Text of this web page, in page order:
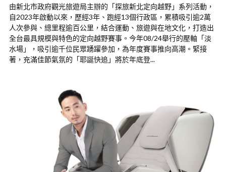
由新北市政府觀光旅遊局主辦的「探旅新北定向越野」系列活動，
自2023年啟動以來，歷經3年、跑經13個行政區，累積吸引逾2萬
人次參與、總里程逾百公里，結合運動、旅遊與在地文化，打造出
全台最具規模與特色的定向越野賽事。今年08/24舉行的壓軸「淡
水場」，吸引逾千位民眾踴躍參加，為年度賽事推向高潮。緊接
著，充滿佳節氣氛的「耶誕快追」將於年底登...